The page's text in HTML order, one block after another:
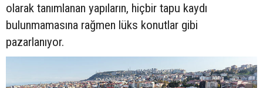
olarak tanımlanan yapıların, hiçbir tapu kaydı
bulunmamasına rağmen lüks konutlar gibi
pazarlanıyor.